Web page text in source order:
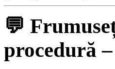
💬
procedură